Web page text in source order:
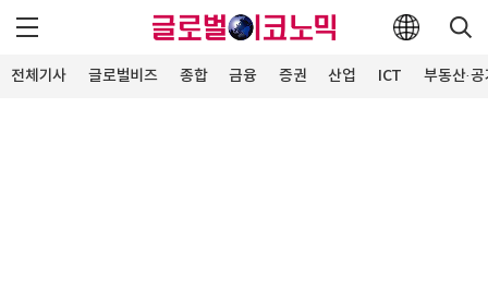
전체기사 글로벌비즈 종합 금융 증권 산업 ICT 부동산·